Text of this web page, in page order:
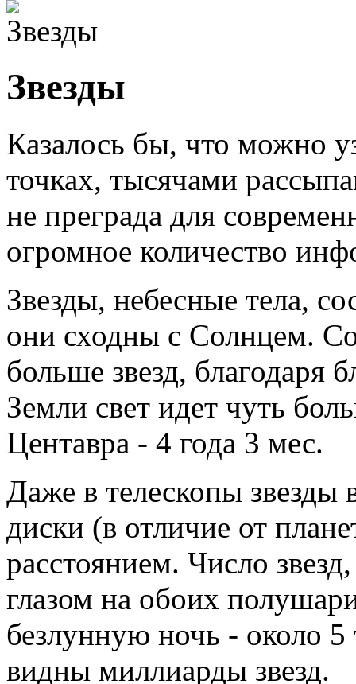
Звезды
Казалось бы, что можно
точках, тысячами
не преграда для
огромное количество
Звезды, небесные тела,
они сходны с Солнцем.
больше звезд, благодаря
Земли свет идет чуть
Центавра - 4 года 3 мес.
Даже в телескопы звезды
диски (в отличие от
расстоянием. Число
глазом на обоих
безлунную ночь - около
видны миллиарды звезд.